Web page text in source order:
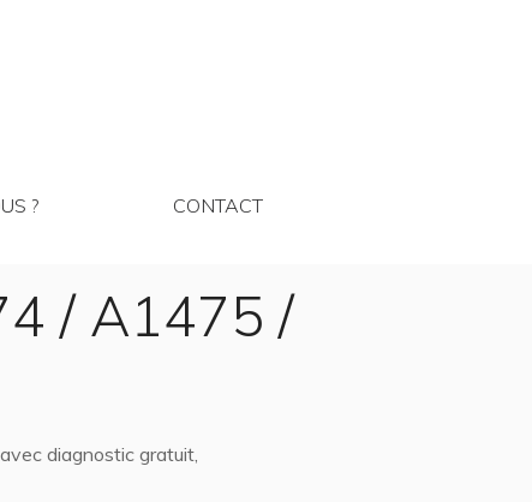
? CONTACT
/ A1475 /
diagnostic gratuit,